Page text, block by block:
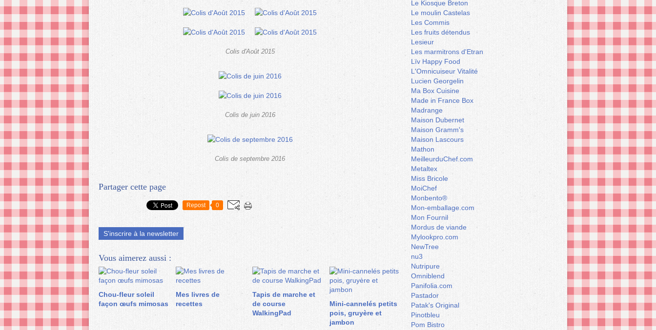
Colis d'Août 2015
Colis de juin 2016
Colis de septembre 2016
Partager cette page
Repost 0
S'inscrire à la newsletter
Vous aimerez aussi :
Chou-fleur soleil
façon œufs mimosas
Mes livres de
recettes
Tapis de marche et
de course
WalkingPad
Mini-cannelés petits
pois, gruyère et
jambon
Le Kiosque Breton
Le moulin Castelas
Les Commis
Les fruits détendus
Lesieur
Les marmitrons d'Etran
Lïv Happy Food
L'Omnicuiseur Vitalité
Lucien Georgelin
Ma Box Cuisine
Made in France Box
Madrange
Maison Dubernet
Maison Gramm's
Maison Lascours
Mathon
MeilleurduChef.com
Metaltex
Miss Bricole
MoiChef
Monbento®
Mon-emballage.com
Mon Fournil
Mordus de viande
Mylookpro.com
NewTree
nu3
Nutripure
Omniblend
Panifolia.com
Pastador
Patak's Original
Pinotbleu
Pom Bistro